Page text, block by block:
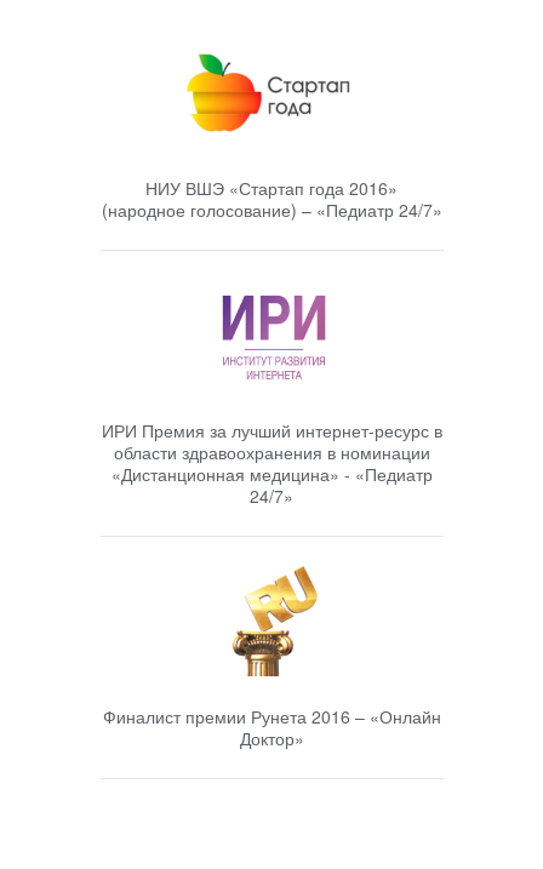
НИУ ВШЭ «Стартап года 2016»
(народное голосование) – «Педиатр 24/7»
ИРИ Премия за лучший интернет-ресурс в
области здравоохранения в номинации
«Дистанционная медицина» - «Педиатр
24/7»
Финалист премии Рунета 2016 – «Онлайн
Доктор»